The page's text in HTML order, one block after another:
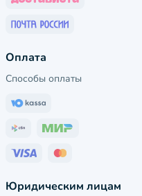
Оплата
Способы оплаты
Юридическим лицам